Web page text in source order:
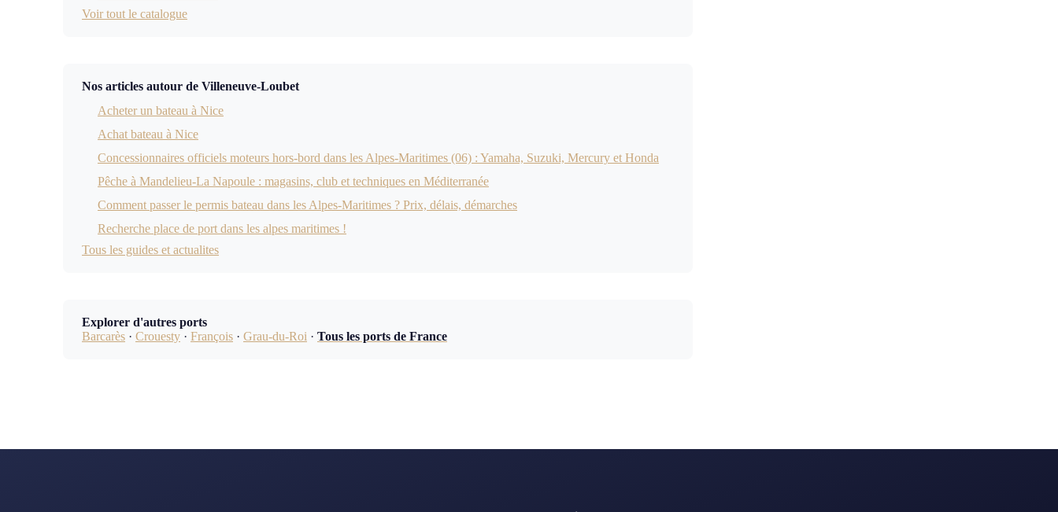
Voir tout le catalogue
Nos articles autour de Villeneuve-Loubet
Acheter un bateau à Nice
Achat bateau à Nice
Concessionnaires officiels moteurs hors-bord dans les Alpes-Maritimes (06) : Yamaha, Suzuki, Mercury et Honda
Pêche à Mandelieu-La Napoule : magasins, club et techniques en Méditerranée
Comment passer le permis bateau dans les Alpes-Maritimes ? Prix, délais, démarches
Recherche place de port dans les alpes maritimes !
Tous les guides et actualites
Explorer d'autres ports
Barcarès · Crouesty · François · Grau-du-Roi · Tous les ports de France